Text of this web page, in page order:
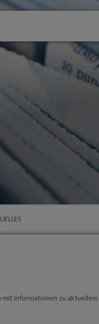
| Der
/ GM
Übersicht
Halle 32
Halle 32
Informationen zu